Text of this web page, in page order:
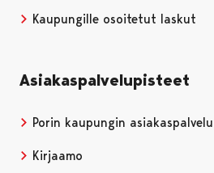
Kaupungille osoitetut laskut
Asiakaspalvelupisteet
Porin kaupungin asiakaspalvelu
Kirjaamo